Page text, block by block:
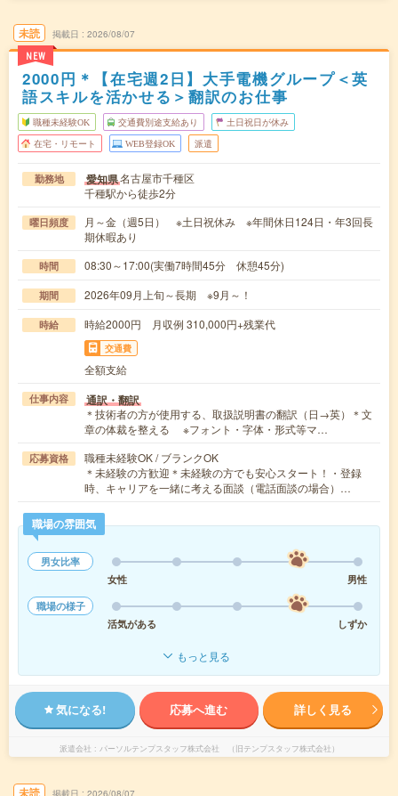
未読
NEW
掲載日 2026/08/07
2000円＊【在宅週2日】大手電機グループ＜英
語スキルを活かせる＞翻訳のお仕事
職種未経験OK 交通費別途支給あり 土日祝日が休み
在宅・リモート WEB登録OK 派遣
勤務地 愛知県名古屋市千種区
千種駅から徒歩2分
曜日頻度
月～金（週5日） ※土日祝休み ※年間休日124日・年3回長
期休暇あり
時間 08:30～17:00(実働7時間45分 休憩45分)
期間 2026年09月上旬～長期 ※9月～！
時給 時給2000円 月収例 310,000円+残業代
交通費
全額支給
仕事内容 通訳・翻訳
＊技術者の方が使用する、取扱説明書の翻訳（日→英）＊文
章の体裁を整える ※フォント・字体・形式等マ…
応募資格
職種未経験OK / ブランクOK
＊未経験の方歓迎＊未経験の方でも安心スタート！・登録
時、キャリアを一緒に考える面談（電話面談の場合）…
職場の雰囲気
男女比率
女性
男性
職場の様子
活気がある
しずか
もっと見る
気になる! 応募へ進む 詳しく見る
派遣会社 パーソルテンプスタッフ株式会社 （旧テンプスタッフ株式会社）
未読 掲載日 2026/08/07